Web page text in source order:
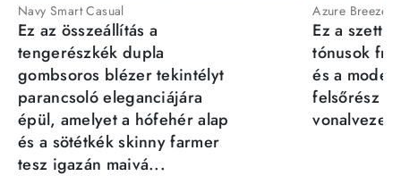
Navy Smart Casual
Ez az összeállítás a
tengerészkék dupla
gombsoros blézer tekintélyt
parancsoló eleganciájára
épül, amelyet a hófehér alap
és a sötétkék skinny farmer
tesz igazán maivá...
Azure Breeze
Ez a szett
tónusok
és a
felsőrész